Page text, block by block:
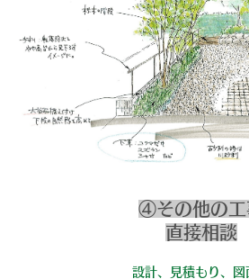
④その他の工
直接相談
設計、見積もり、図